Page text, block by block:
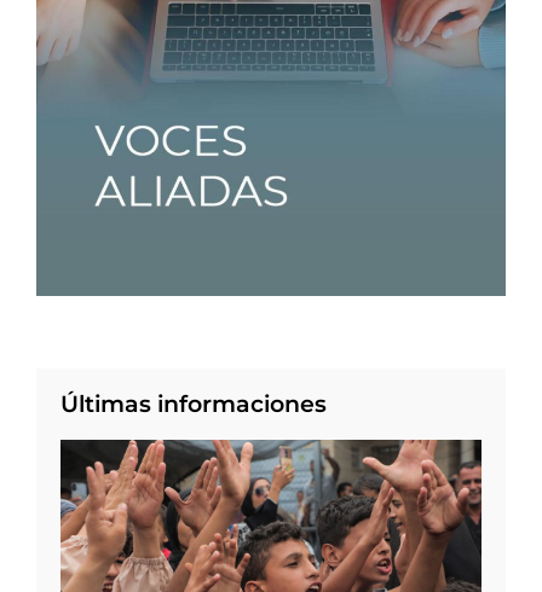
Últimas informaciones